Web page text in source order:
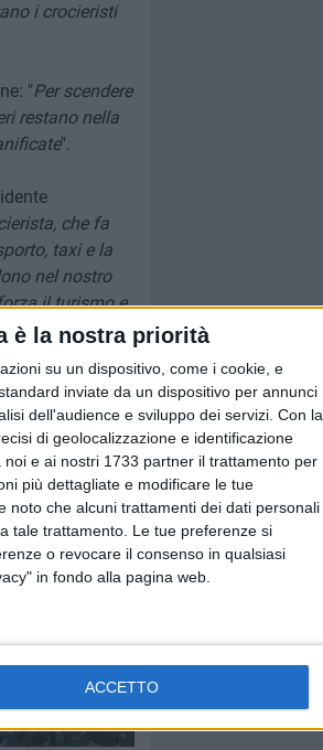
è la nostra priorità
su un dispositivo, come i cookie, e
inviate da un dispositivo per annunci
dell'audience e sviluppo dei servizi. Con la
di geolocalizzazione e identificazione
e ai nostri 1733 partner il trattamento per
più dettagliate e modificare le tue
noto che alcuni trattamenti dei dati personali
tale trattamento. Le tue preferenze si
o revocare il consenso in qualsiasi
in fondo alla pagina web.
ACCETTO
i crocieristi
"Per scendere
restano nella
".
che fa
taxi e la
nel nostro
il turismo e
nostri ospiti la
tanta voglia di
di sicurezza
4 FOTO